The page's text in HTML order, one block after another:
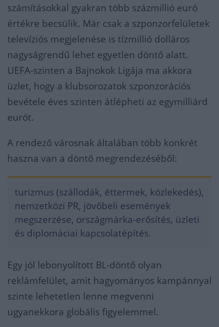
számításokkal gyakran több százmillió euró
értékre becsülik. Már csak a szponzorfelületek
televíziós megjelenése is tízmillió dolláros
nagyságrendű lehet egyetlen döntő alatt.
UEFA-szinten a Bajnokok Ligája ma akkora
üzlet, hogy a klubsorozatok szponzorációs
bevétele éves szinten átlépheti az egymilliárd
eurót.
A rendező városnak általában több konkrét
haszna van a döntő megrendezéséből:
turizmus (szállodák, éttermek, közlekedés),
nemzetközi PR, jövőbeli események
megszerzése, országmárka-erősítés, üzleti
és diplomáciai kapcsolatépítés.
Egy jól lebonyolított BL-döntő olyan
reklámfelület, amit hagyományos kampánnyal
szinte lehetetlen lenne megvenni
ugyanekkora globális figyelemmel.